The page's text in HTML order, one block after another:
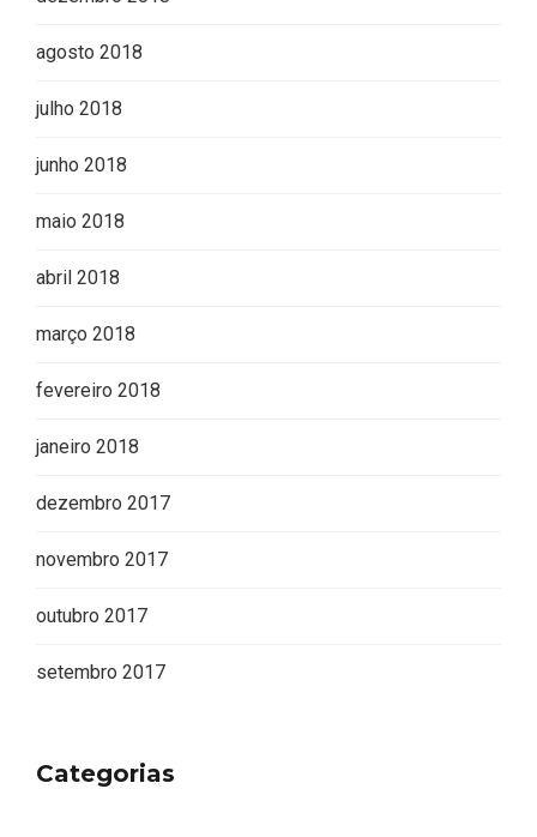
agosto 2018
julho 2018
junho 2018
maio 2018
abril 2018
março 2018
fevereiro 2018
janeiro 2018
dezembro 2017
novembro 2017
outubro 2017
setembro 2017
Categorias